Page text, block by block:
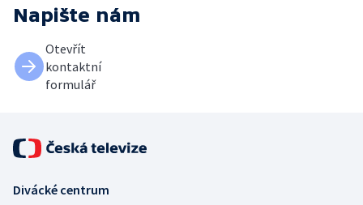
Napište nám
Otevřít
kontaktní
formulář
Divácké centrum